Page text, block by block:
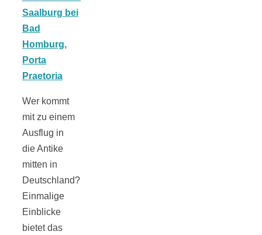
Wer kommt
mit zu einem
Ausflug in
die Antike
mitten in
Deutschland?
Einmalige
Einblicke
bietet das